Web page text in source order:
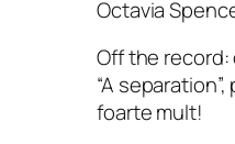
Octavia
Off the record:
“A
foarte mult!